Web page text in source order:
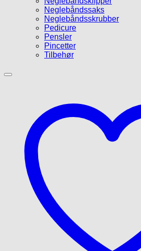
Neglebåndssaks
Neglebåndsskrubber
Pedicure
Pensler
Pincetter
Tilbehør